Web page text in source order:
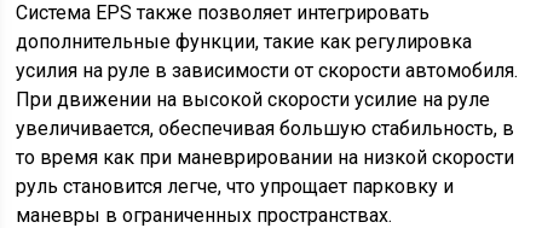
Система EPS также позволяет интегрировать
дополнительные функции, такие как регулировка
усилия на руле в зависимости от скорости автомобиля.
При движении на высокой скорости усилие на руле
увеличивается, обеспечивая большую стабильность, в
то время как при маневрировании на низкой скорости
руль становится легче, что упрощает парковку и
маневры в ограниченных пространствах.